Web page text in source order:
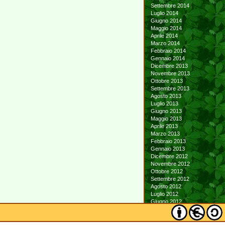
Settembre 2014
Luglio 2014
Giugno 2014
Maggio 2014
Aprile 2014
Marzo 2014
Febbraio 2014
Gennaio 2014
Dicembre 2013
Novembre 2013
Ottobre 2013
Settembre 2013
Agosto 2013
Luglio 2013
Giugno 2013
Maggio 2013
Aprile 2013
Marzo 2013
Febbraio 2013
Gennaio 2013
Dicembre 2012
Novembre 2012
Ottobre 2012
Settembre 2012
Agosto 2012
Luglio 2012
Giugno 2012
Maggio 2012
Aprile 2012